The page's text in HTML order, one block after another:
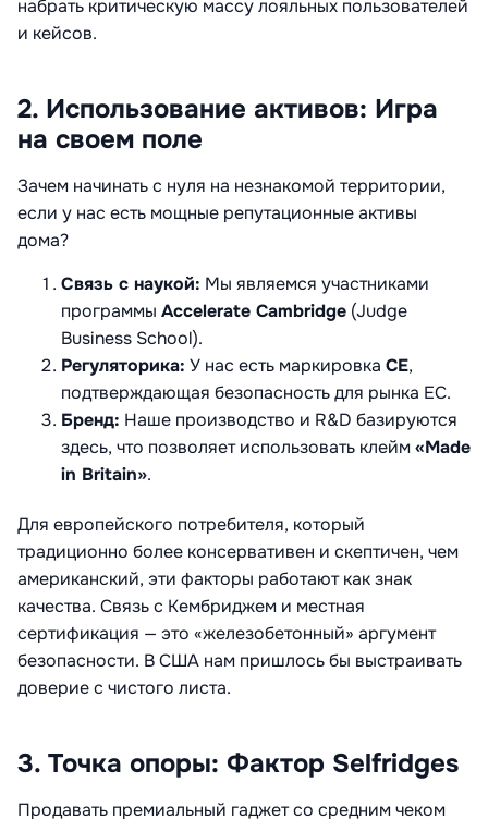
набрать критическую массу лояльных пользователей
и кейсов.
2. Использование активов: Игра
на своем поле
Зачем начинать с нуля на незнакомой территории,
если у нас есть мощные репутационные активы
дома?
Связь с наукой: Мы являемся участниками
программы Accelerate Cambridge (Judge
Business School).
Регуляторика: У нас есть маркировка CE,
подтверждающая безопасность для рынка ЕС.
Бренд: Наше производство и R&D базируются
здесь, что позволяет использовать клейм«Made
in Britain».
Для европейского потребителя, который
традиционно более консервативен и скептичен, чем
американский, эти факторы работают как знак
качества. Связь с Кембриджем и местная
сертификация — это «железобетонный» аргумент
безопасности. В США нам пришлось бы выстраивать
доверие с чистого листа.
3. Точка опоры: Фактор Selfridges
Продавать премиальный гаджет со средним чеком